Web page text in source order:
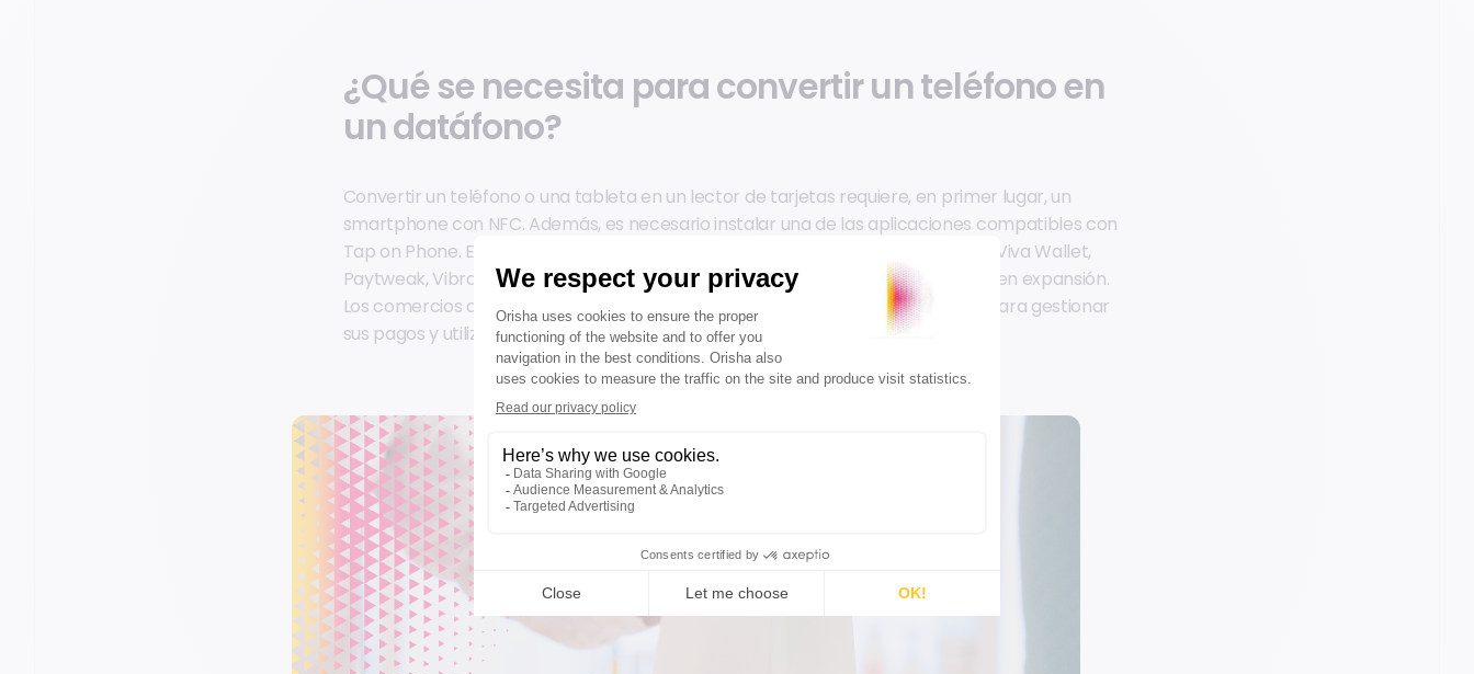
¿Qué se necesita para convertir un teléfono en
un datáfono?
Convertir un teléfono o una tableta en un lector de tarjetas requiere, en primer lugar, un
smartphone con NFC. Además, es necesario instalar una de las aplicaciones compatibles con
Tap on Phone. Entre las opciones disponibles se encuentran VISA, MasterCard, Viva Wallet,
Paytweak, Vibrant, SumUp, entre otras, con una lista de proveedores que sigue en expansión.
Los comercios deberán continuar firmando acuerdos con estos proveedores para gestionar
sus pagos y utilizar el software adecuado.